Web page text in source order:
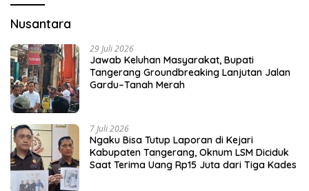
Nusantara
29 Juli 2026
Jawab Keluhan Masyarakat, Bupati
Tangerang Groundbreaking Lanjutan Jalan
Gardu–Tanah Merah
7 Juli 2026
Ngaku Bisa Tutup Laporan di Kejari
Kabupaten Tangerang, Oknum LSM Diciduk
Saat Terima Uang Rp15 Juta dari Tiga Kades